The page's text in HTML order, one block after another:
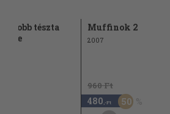
tészta
főve
Muffinok 2
2007
960 Ft
480 ,-Ft 50